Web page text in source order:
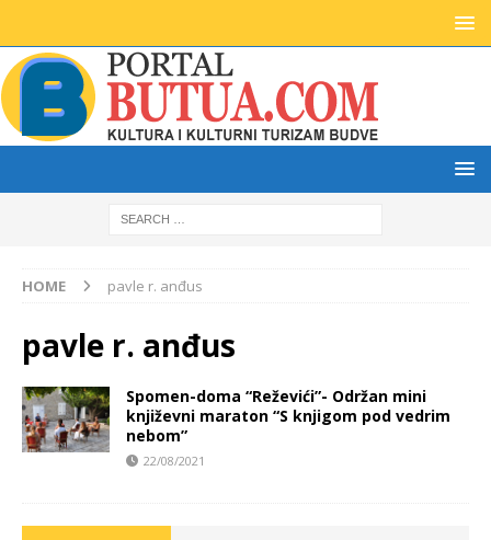
HOME pavle r. anđus
pavle r. anđus
Spomen-doma “Reževići”- Održan mini
književni maraton “S knjigom pod vedrim
nebom”
22/08/2021